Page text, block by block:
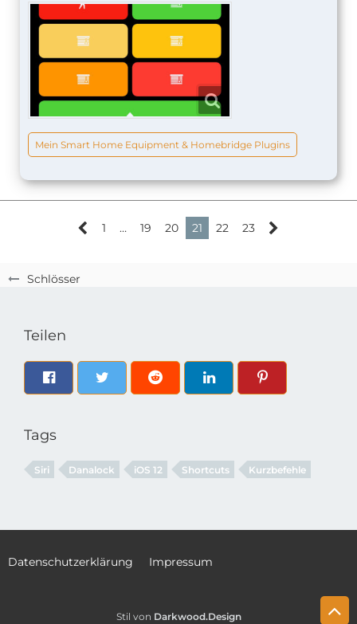
Schlösser
Mein Smart Home Equipment & Homebridge Plugins
1 … 19 20 21 22 23
Teilen
Tags
Siri Danalock iOS 12 Shortcuts Kurzbefehle
Datenschutzerklärung Impressum
Stil von Darkwood.Design